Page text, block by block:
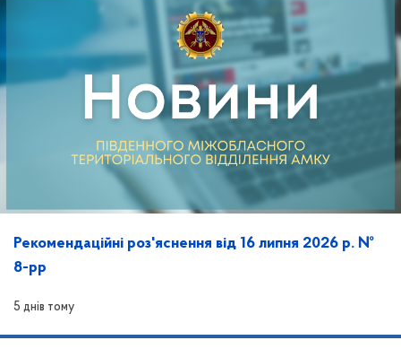
Рекомендаційні роз'яснення від 16 липня 2026 р. №
8-рр
5 днів тому